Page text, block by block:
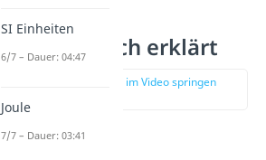
Druck einfach erklärt
zur Stelle im Video springen
Der Druckpin der
SI Einheiten
6/7 – Dauer: 04:47
Joule
7/7 – Dauer: 03:41